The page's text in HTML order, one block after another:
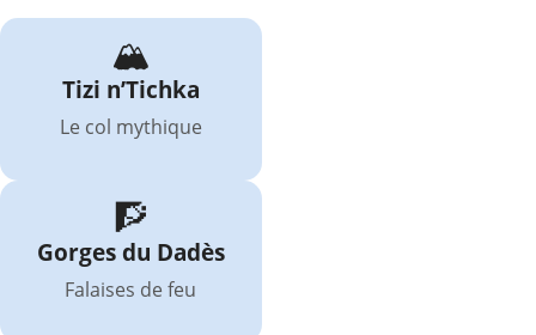
🏔️
Tizi n’Tichka
Le col mythique
🧗
Gorges du Dadès
Falaises de feu